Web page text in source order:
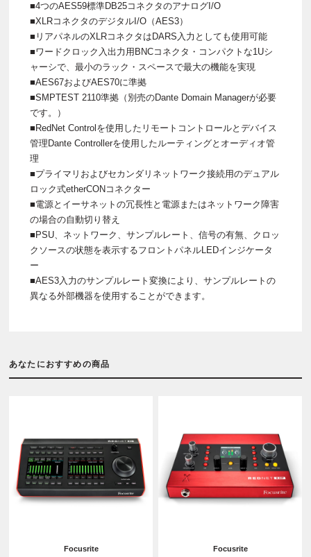
■4つのAES59標準DB25コネクタのアナログI/O
■XLRコネクタのデジタルI/O（AES3）
■リアパネルのXLRコネクタはDARS入力としても使用可能
■ワードクロック入出力用BNCコネクタ・コンパクトな1Uシ
ャーシで、最小のラック・スペースで最大の機能を実現
■AES67およびAES70に準拠
■SMPTEST 2110準拠（別売のDante Domain Managerが必要
です。）
■RedNet Controlを使用したリモートコントロールとデバイス
管理Dante Controllerを使用したルーティングとオーディオ管
理
■プライマリおよびセカンダリネットワーク接続用のデュアル
ロック式etherCONコネクター
■電源とイーサネットの冗長性と電源またはネットワーク障害
の場合の自動切り替え
■PSU、ネットワーク、サンプルレート、信号の有無、クロッ
クソースの状態を表示するフロントパネルLEDインジケータ
ー
■AES3入力のサンプルレート変換により、サンプルレートの
異なる外部機器を使用することができます。
あなたにおすすめの商品
Focusrite
Focusrite